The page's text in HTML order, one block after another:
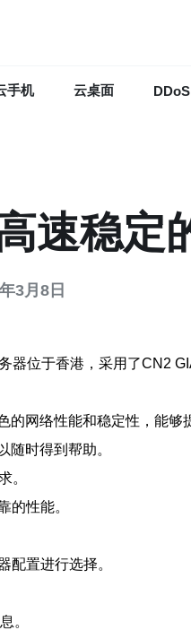
手机 云桌面 DDoS
速稳定
3月8日
位于香港，采用了CN2
网络性能和稳定性，能够
时得到帮助。
。
的性能。
配置进行选择。
。